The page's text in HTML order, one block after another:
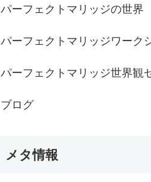
パーフェクトマリッジの世界
パーフェクトマリッジワーク
パーフェクトマリッジ世界観
ブログ
メタ情報